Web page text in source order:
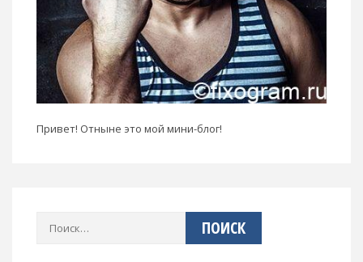
Привет! Отныне это мой мини-блог!
Найти: